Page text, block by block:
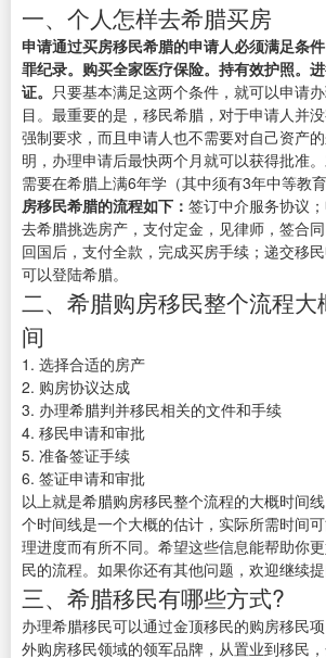
一、个人怎样去希腊买房
申请通过买房移民希腊的申请人必须满足条
罪纪录。购买全家医疗保险。持有效护照。
证。 只要基本满足这两个条件，就可以申请
目。最重要的是，移民希腊，对于申请人并
强制要求，而且申请人也不需要对自己资产
明，办理申请后最快两个月就可以获得批准
需要在希腊上满6年学（其中须有3年中等教
房移民希腊的流程如下： 签订中介服务协议
去希腊挑选房产，支付定金，见律师，签合
回国后，支付全款，完成买房手续；递交移
可以登陆希腊。
二、希腊购房移民整个流程
间
1. 选择合适的房产
2. 购房协议达成
3. 办理希腊判并移民相关的文件和手续
4. 移民申请和审批
5. 准备签证手续
6. 签证申请和审批
以上就是希腊购房移民整个流程的大概时间
个时间线是一个大概的估计，实际所需时间
理进度而有所不同。希望这些信息能帮助你
民的流程。如果你还有其他问题，欢迎继续提
三、希腊移民有哪些方式?
办理希腊移民可以通过金顶移民的购房移民
外购房移民领域的领军品牌，从置业到移民